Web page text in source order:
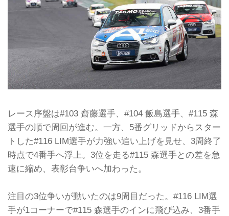
レース序盤は#103 齋藤選手、#104 飯島選手、#115 森
選手の順で周回が進む。一方、5番グリッドからスター
トした#116 LIM選手が力強い追い上げを見せ、3周終了
時点で4番手へ浮上。3位を走る#115 森選手との差を急
速に縮め、表彰台争いへ加わった。
注目の3位争いが動いたのは9周目だった。#116 LIM選
手が1コーナーで#115 森選手のインに飛び込み、3番手